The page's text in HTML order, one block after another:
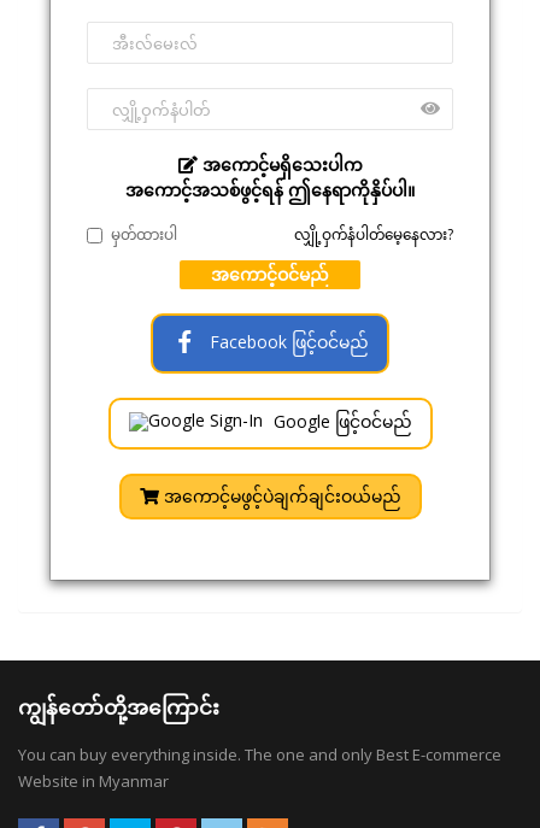
အကောင့်မရှိသေးပါက
အကောင့်အသစ်ဖွင့်ရန် ဤနေရာကိုနှိပ်ပါ။
မှတ်ထားပါ လျှို့ဝှက်နံပါတ်မေ့နေလား?
အကောင့်ဝင်မည်
Facebook ဖြင့်ဝင်မည်
Google ဖြင့်ဝင်မည်
အကောင့်မဖွင့်ပဲချက်ချင်းဝယ်မည်
ကျွန်တော်တို့အကြောင်း
You can buy everything inside. The one and only Best E-commerce
Website in Myanmar